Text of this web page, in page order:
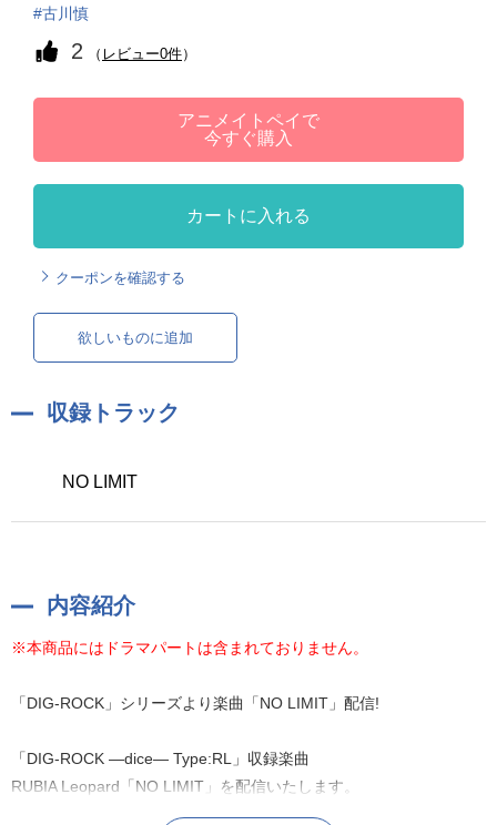
古川慎
2 （ レビュー0件）
アニメイトペイで
今すぐ購入
カートに入れる
クーポンを確認する
欲しいものに追加
収録トラック
NO LIMIT
内容紹介
※本商品にはドラマパートは含まれておりません。
「DIG-ROCK」シリーズより楽曲「NO LIMIT」配信!
「DIG-ROCK ―dice― Type:RL」収録楽曲
RUBIA Leopard「NO LIMIT」を配信いたします。